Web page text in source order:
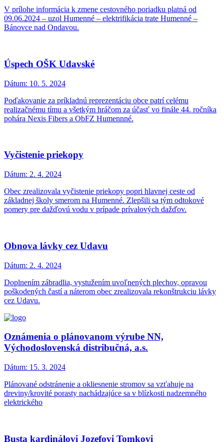
V prílohe informácia k zmene cestovného poriadku platná od
09.06.2024 – uzol Humenné – elektrifikácia trate Humenné –
Bánovce nad Ondavou.
Úspech OŠK Udavské
Dátum: 10. 5. 2024
Poďakovanie za príkladnú reprezentáciu obce patrí celému
realizačnému tímu a všetkým hráčom za účasť vo finále 44. ročníka
pohára Nexis Fibers a ObFZ Humennné.
Vyčistenie priekopy
Dátum: 2. 4. 2024
Obec zrealizovala vyčistenie priekopy popri hlavnej ceste od
základnej školy smerom na Humenné. Zlepšili sa tým odtokové
pomery pre dažďovú vodu v prípade prívalových dažďov.
Obnova lávky cez Udavu
Dátum: 2. 4. 2024
Doplnením zábradlia, vystužením uvoľnených plechov, opravou
poškodených častí a náterom obec zrealizovala rekonštrukciu lávky
cez Udavu.
Oznámenia o plánovanom výrube NN,
Východoslovenská distribučná, a.s.
Dátum: 15. 3. 2024
Plánované odstránenie a okliesnenie stromov sa vzťahuje na
dreviny/krovité porasty nachádzajúce sa v blízkosti nadzemného
elektrického
Busta kardinálovi Jozefovi Tomkovi